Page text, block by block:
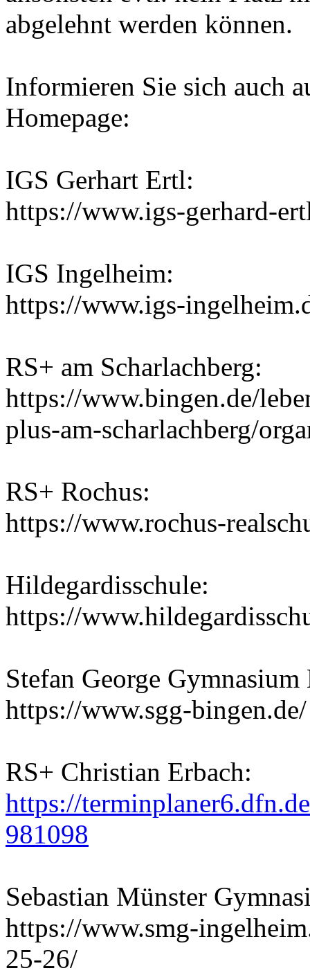
abgelehnt werden können.
Informieren Sie sich auch
Homepage:
IGS Gerhart Ertl:
https://www.igs-gerhard-
IGS Ingelheim:
https://www.igs-
RS+ am Scharlachberg:
https://www.bingen.de/
plus-am-scharlachberg/
RS+ Rochus:
https://www.rochus-
Hildegardisschule:
https://
Stefan George
https://www.sgg-bingen.de/
RS+ Christian Erbach:
https://
981098
Sebastian Münster
https://www.smg-
25-26/